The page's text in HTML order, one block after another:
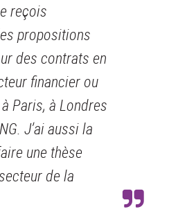
reçois
propositions
des contrats en
financier ou
Paris, à Londres
J’ai aussi la
une thèse
de la